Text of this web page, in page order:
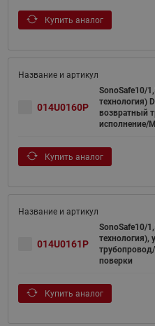
Купить аналог
014U0160P
SonoSafe10/
технология)
возвратный
исполнение/
Купить аналог
014U0161P
SonoSafe10/
технология),
поверки
Купить аналог